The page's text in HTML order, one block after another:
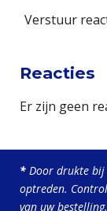
Verstuur
Reacties
Er zijn geen
* Door drukte bij
optreden.
van uw